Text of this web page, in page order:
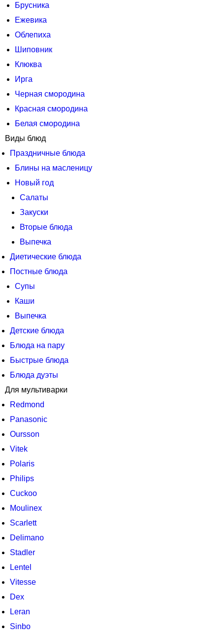
Брусника
Ежевика
Облепиха
Шиповник
Клюква
Ирга
Черная смородина
Красная смородина
Белая смородина
Виды блюд
Праздничные блюда
Блины на масленицу
Новый год
Салаты
Закуски
Вторые блюда
Выпечка
Диетические блюда
Постные блюда
Супы
Каши
Выпечка
Детские блюда
Блюда на пару
Быстрые блюда
Блюда дуэты
Для мультиварки
Redmond
Panasonic
Oursson
Vitek
Polaris
Philips
Cuckoo
Moulinex
Scarlett
Delimano
Stadler
Lentel
Vitesse
Dex
Leran
Sinbo